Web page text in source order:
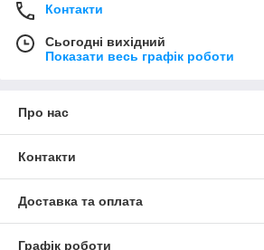
Контакти
Сьогодні вихідний
Показати весь графік роботи
Про нас
Контакти
Доставка та оплата
Графік роботи